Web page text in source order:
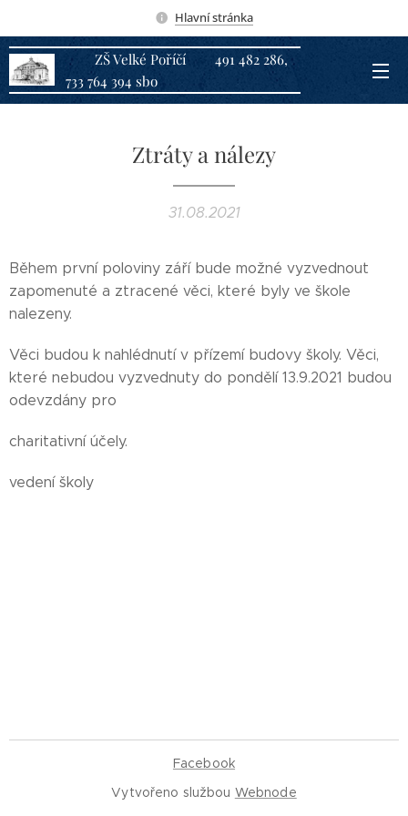
Hlavní stránka
ZŠ Velké Poříčí 491 482 286,
733 764 394 sbo
Ztráty a nálezy
31.08.2021
Během první poloviny září bude možné vyzvednout
zapomenuté a ztracené věci, které byly ve škole
nalezeny.
Věci budou k nahlédnutí v přízemí budovy školy. Věci,
které nebudou vyzvednuty do pondělí 13.9.2021 budou
odevzdány pro
charitativní účely.
vedení školy
Facebook
Vytvořeno službou Webnode